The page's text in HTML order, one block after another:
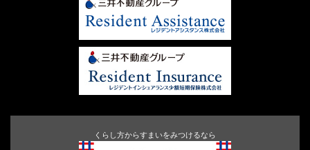
くらし方からすまいをみつけるなら